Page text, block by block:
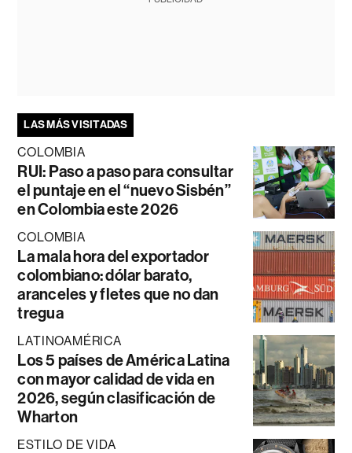
LAS MÁS VISITADAS
COLOMBIA
RUI: Paso a paso para consultar
el puntaje en el “nuevo Sisbén”
en Colombia este 2026
COLOMBIA
La mala hora del exportador
colombiano: dólar barato,
aranceles y fletes que no dan
tregua
LATINOAMÉRICA
Los 5 países de América Latina
con mayor calidad de vida en
2026, según clasificación de
Wharton
ESTILO DE VIDA